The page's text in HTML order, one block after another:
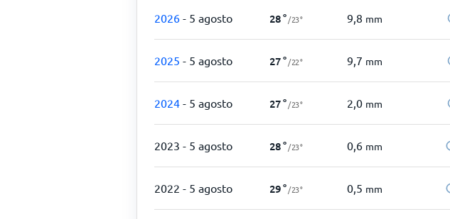
2026 - 5 agosto 28° /23° 9,8 mm
2025 - 5 agosto 27° /22° 9,7 mm
2024 - 5 agosto 27° /23° 2,0 mm
2023 - 5 agosto 28° /23° 0,6 mm
2022 - 5 agosto 29° /23° 0,5 mm